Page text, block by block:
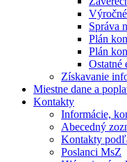
Správa
Plán
Plán
Ostatné
Získavanie
Miestne dane a
Kontakty
Informácie,
Abecedný
Kontakty
Poslanci MsZ